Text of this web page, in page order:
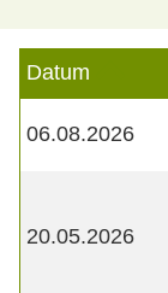
Datum
06.08.2026
20.05.2026